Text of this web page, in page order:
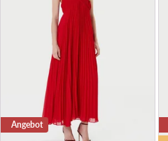
Angebot